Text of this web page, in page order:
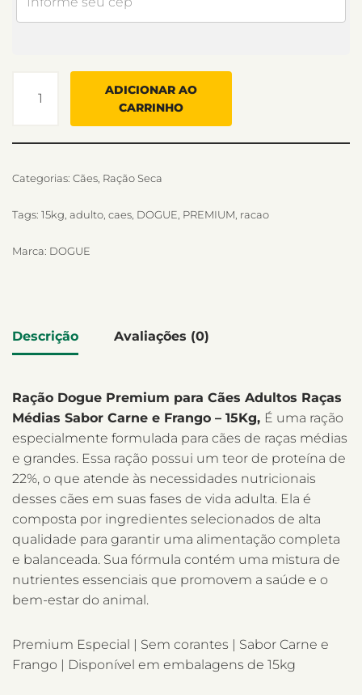
ADICIONAR AO
CARRINHO
Categorias: Cães Ração Seca
Tags: 15kg adulto caes DOGUE PREMIUM racao
Marca: DOGUE
Descrição Avaliações (0)
Ração Dogue Premium para Cães Adultos Raças
Médias Sabor Carne e Frango – 15Kg, É uma ração
especialmente formulada para cães de raças médias
e grandes. Essa ração possui um teor de proteína de
22%, o que atende às necessidades nutricionais
desses cães em suas fases de vida adulta. Ela é
composta por ingredientes selecionados de alta
qualidade para garantir uma alimentação completa
e balanceada. Sua fórmula contém uma mistura de
nutrientes essenciais que promovem a saúde e o
bem-estar do animal.
Premium Especial | Sem corantes | Sabor Carne e
Frango | Disponível em embalagens de 15kg